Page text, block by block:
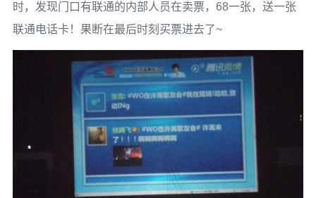
时，发现门口有联通的内部人员在卖票，68一张，送一张
联通电话卡！果断在最后时刻买票进去了~